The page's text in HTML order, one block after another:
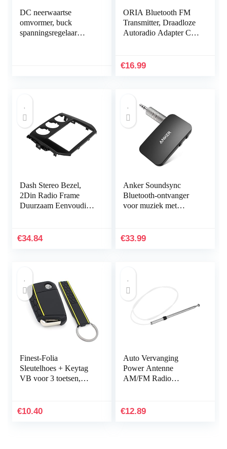
DC neerwaartse
omvormer, buck
spanningsregelaar
ORIA Bluetooth FM
Transmitter, Draadloze
Autoradio Adapter Car
USB Voor Auto…
€16.99
Dash Stereo Bezel,
2Din Radio Frame
Duurzaam Eenvoudige
2005-2015 voor Auto
€34.84
Anker Soundsync
Bluetooth-ontvanger
voor muziek met
voor in de auto en
€33.99
Finest-Folia
Sleutelhoes + Keytag
VB voor 3 toetsen,
€10.40
Auto Vervanging
Power Antenne
AM/FM Radio
MR2 8633732200
€12.89